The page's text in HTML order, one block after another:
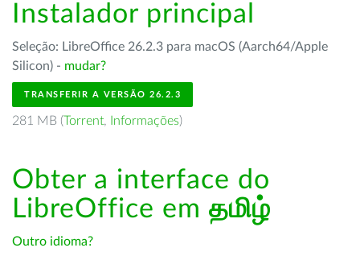
Instalador principal
Seleção: LibreOffice 26.2.3 para macOS (Aarch64/Apple
Silicon) - mudar?
TRANSFERIR A VERSÃO 26.2.3
281 MB (Torrent, Informações)
Obter a interface do
LibreOffice em தமிழ்
Outro idioma?